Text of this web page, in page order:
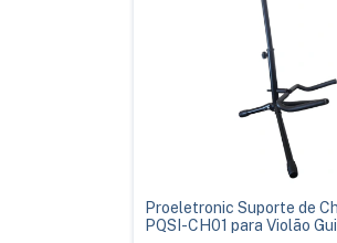
Proeletronic Suporte de
PQSI-CH01 para Violão